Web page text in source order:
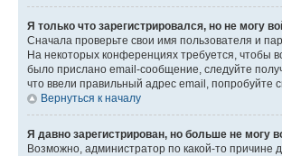
Я только что зарегистрировался, но не могу
Сначала проверьте свои имя пользователя и
На некоторых конференциях требуется, чтобы
было прислано email-сообщение, следуйте
что ввели правильный адрес email, попробуйте
Вернуться к началу
Я давно зарегистрирован, но больше не могу
Возможно, администратор по какой-то